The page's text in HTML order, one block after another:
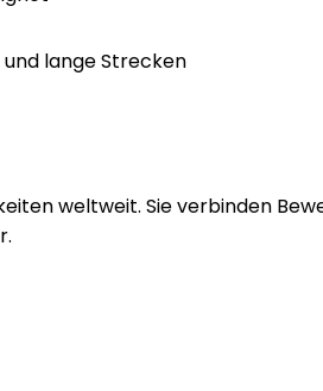
lange Strecken
weltweit. Sie verbinden